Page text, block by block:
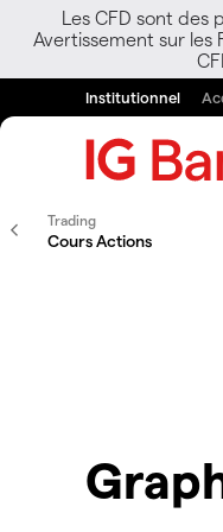
Les CFD sont des
Avertissement sur les
Institutionnel
Trading
Cours Actions